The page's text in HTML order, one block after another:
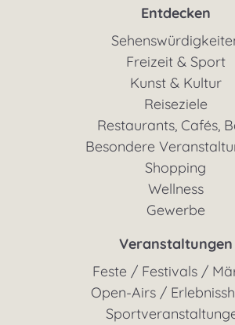
Entdecken
Freizeit & Sport
Kunst & Kultur
Reiseziele
Restaurants, Cafés,
Besondere
Shopping
Wellness
Gewerbe
Veranstaltungen
Feste / Festivals /
Open-Airs /